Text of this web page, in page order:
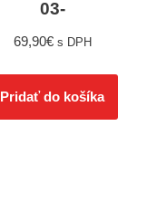
03-
69,90€ s DPH
Pridať do košíka